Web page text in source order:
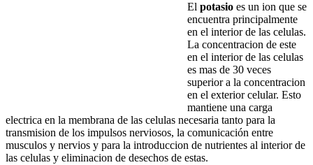
El potasio es un ion que se
encuentra principalmente
en el interior de las celulas.
La concentracion de este
en el interior de las celulas
es mas de 30 veces
superior a la concentracion
en el exterior celular. Esto
mantiene una carga
electrica en la membrana de las celulas necesaria tanto para la
transmision de los impulsos nerviosos, la comunicación entre
musculos y nervios y para la introduccion de nutrientes al interior de
las celulas y eliminacion de desechos de estas.